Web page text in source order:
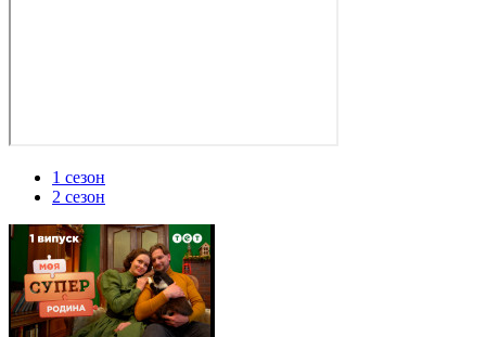
1 сезон
2 сезон